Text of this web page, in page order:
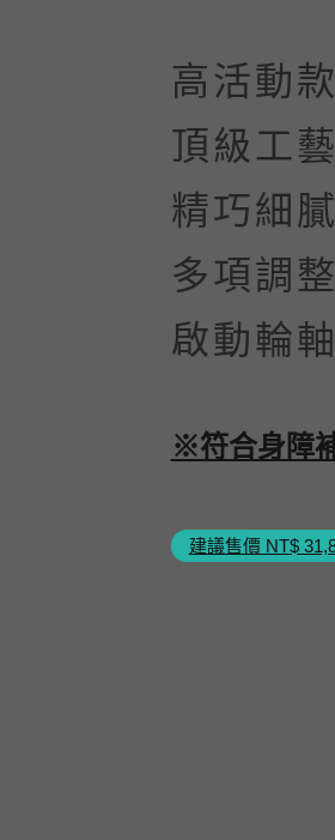
高活動
頂級工
精巧細
多項調
啟動輪
※符合身障
建議售價 NT$